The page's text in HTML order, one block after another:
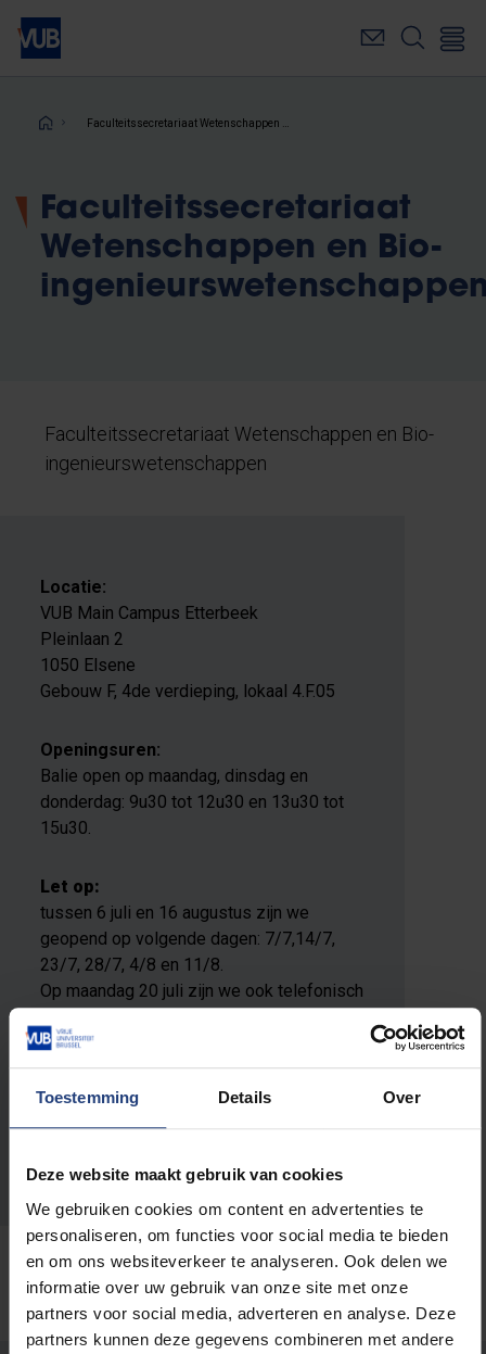
Toestemming Details Over
Deze website maakt gebruik van cookies
We gebruiken cookies om content en advertenties te
personaliseren, om functies voor social media te bieden
en om ons websiteverkeer te analyseren. Ook delen we
informatie over uw gebruik van onze site met onze
partners voor social media, adverteren en analyse. Deze
partners kunnen deze gegevens combineren met andere
Overslaan
naar
inhoudKruimelpad
Faculteitssecretariaat
Wetenschappen en Bio-
Faculteitssecretariaat Wetenschappen en Bio-
ingenieurswetenschappen
Locatie:
VUB Main Campus Etterbeek
Pleinlaan 2
1050 Elsene
Gebouw F, 4de verdieping, lokaal 4.F.05
Openingsuren:
Balie open op maandag, dinsdag en
donderdag: 9u30 tot 12u30 en 13u30 tot
15u30.
Let op:
tussen 6 juli en 16 augustus zijn we
geopend op volgende dagen: 7/7,14/7,
23/7, 28/7, 4/8 en 11/8.
Op maandag 20 juli zijn we ook telefonisch
E-mailadres:
facwe@vub.be
+32 2 629 12 95